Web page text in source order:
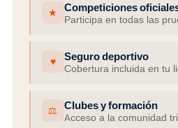
★ Competiciones
Participa en todas las
♥ Seguro deportivo
Cobertura incluida en tu
⚖ Clubes y formación
Acceso a la comunidad